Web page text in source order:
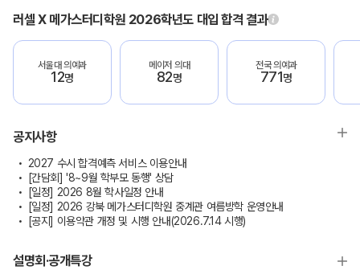
러셀 X 메가스터디학원 2026학년도 대입 합격 결과
서울대 의예과
12명
메이저 의대
82명
전국 의예과
771명
공지사항
2027 수시 합격예측 서비스 이용안내
[간담회] '8~9월 학부모 동행' 상담
[일정] 2026 8월 학사일정 안내
[일정] 2026 강북 메가스터디학원 중계관 여름방학 운영안내
[공지] 이용약관 개정 및 시행 안내(2026.7.14 시행)
설명회·공개특강